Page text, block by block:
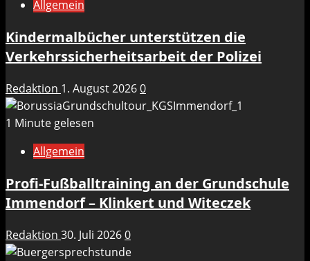
Allgemein
Kindermalbücher unterstützen die
Verkehrssicherheitsarbeit der Polizei
Redaktion 1. August 20260
1 Minute gelesen
Allgemein
Profi-Fußballtraining an der Grundschule
Immendorf – Klinkert und Witeczek
Redaktion 30. Juli 20260